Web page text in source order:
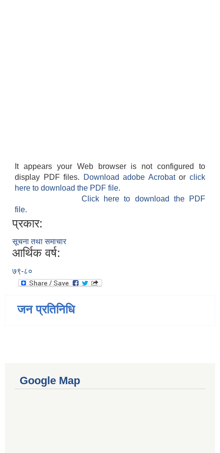
It appears your Web browser is not configured to
display PDF files.
Download adobe Acrobatorclick
here to download the PDF file.
Click here to download the PDF
file.
प्रकार:
सूचना तथा समाचार
आर्थिक वर्ष:
७९-८०
जन प्रतिनिधि
Google Map